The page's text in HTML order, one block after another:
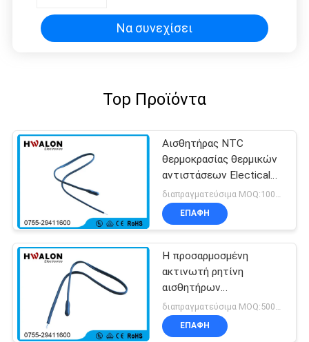
Να συνεχίσει
Top Προϊόντα
Αισθητήρας NTC
θερμοκρασίας θερμικών
αντιστάσεων Electical
υπολογιστών συνήθειας
με την εποξική χάντρα
ΕΠΑΦΉ
Η προσαρμοσμένη
ακτινωτή ρητίνη
αισθητήρων
θερμοκρασίας ελέγχων
μεγέθους NTC έντυσε
την υψηλή σταθερότητα
ΕΠΑΦΉ